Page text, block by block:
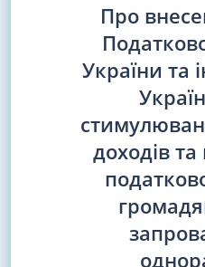
Про
України та
доходів